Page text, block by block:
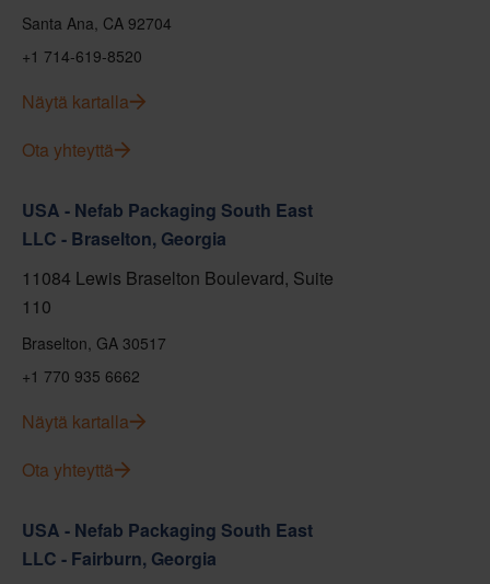
Santa Ana, CA 92704
+1 714-619-8520
Näytä kartalla
Ota yhteyttä
USA - Nefab Packaging South East
LLC - Braselton, Georgia
11084 Lewis Braselton Boulevard, Suite
110
Braselton, GA 30517
+1 770 935 6662
Näytä kartalla
Ota yhteyttä
USA - Nefab Packaging South East
LLC - Fairburn, Georgia